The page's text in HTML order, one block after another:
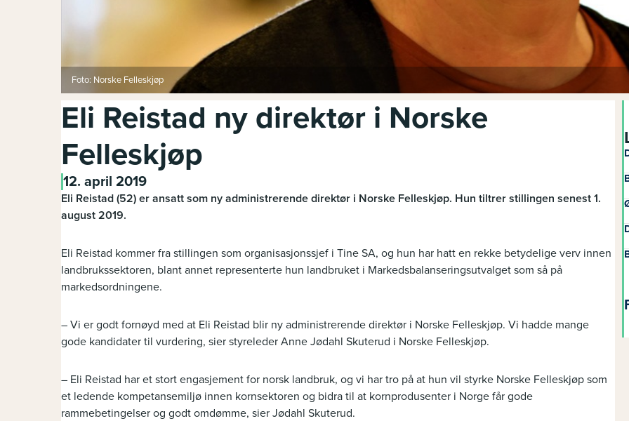
Foto: Norske Felleskjøp
Eli Reistad ny direktør i Norske
Felleskjøp
12. april 2019
Eli Reistad (52) er ansatt som ny administrerende direktør i Norske Felleskjøp. Hun tiltrer stillingen senest 1.
august 2019.
Eli Reistad kommer fra stillingen som organisasjonssjef i Tine SA, og hun har hatt en rekke betydelige verv innen
landbrukssektoren, blant annet representerte hun landbruket i Markedsbalanseringsutvalget som så på
markedsordningene.
– Vi er godt fornøyd med at Eli Reistad blir ny administrerende direktør i Norske Felleskjøp. Vi hadde mange
gode kandidater til vurdering, sier styreleder Anne Jødahl Skuterud i Norske Felleskjøp.
– Eli Reistad har et stort engasjement for norsk landbruk, og vi har tro på at hun vil styrke Norske Felleskjøp som
et ledende kompetansemiljø innen kornsektoren og bidra til at kornprodusenter i Norge får gode
rammebetingelser og godt omdømme, sier Jødahl Skuterud.